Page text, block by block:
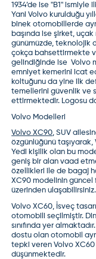
1934’de ise ''B1''
Yani Volvo kurulduğu
binek otomobillerde
başında ise şirket,
günümüzde, teknolojik
çokça bahsettirmekte
gelindiğinde ise Volvo
emniyet kemerini icat
koltuğunu da yine ilk
temellerini güvenlik ve
ettirmektedir. Logosu
Volvo Modelleri
Volvo XC90,SUV
özgünlüğünü taşıyarak,
Yedi kişilik olan bu
geniş bir alan vaad
özellikleri ile de bagaj
XC90modelinin güncel
üzerinden ulaşabilirsiniz.
Volvo XC60, İsveç
otomobili seçilmiştir.
sınıfında yer
dostu olan otomobil
tepki veren Volvo XC60
düşünmektedir.